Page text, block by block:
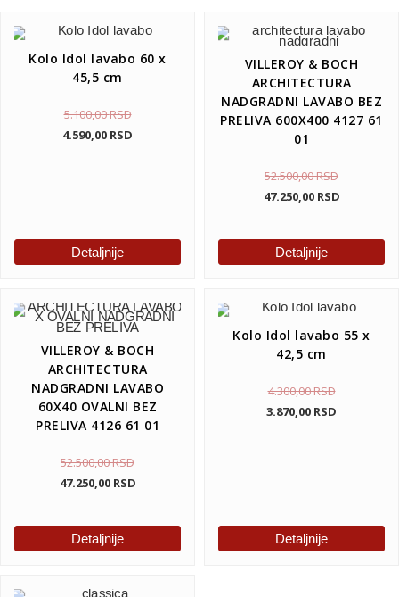
Kolo Idol lavabo 60 x
45,5 cm
5.100,00RSD
4.590,00 RSD
Detaljnije
VILLEROY & BOCH
ARCHITECTURA
NADGRADNI LAVABO BEZ
PRELIVA 600X400 4127 61
01
52.500,00RSD
47.250,00 RSD
Detaljnije
VILLEROY & BOCH
ARCHITECTURA
NADGRADNI LAVABO
60X40 OVALNI BEZ
PRELIVA 4126 61 01
52.500,00RSD
47.250,00 RSD
Detaljnije
Kolo Idol lavabo 55 x
42,5 cm
4.300,00RSD
3.870,00 RSD
Detaljnije